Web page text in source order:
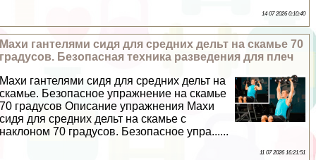
14 07 2026 0:10:40
Махи гантелями сидя для средних дельт на скамье 70
градусов. Безопасная техника разведения для плеч
Махи гантелями сидя для средних дельт на
скамье. Безопасное упражнение на скамье
70 градусов Описание упражнения Махи
сидя для средних дельт на скамье с
наклоном 70 градусов. Безопасное упра......
11 07 2026 16:21:51